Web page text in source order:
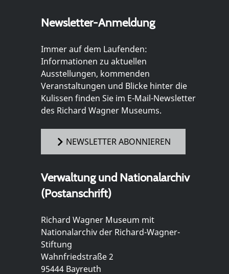
Newsletter-Anmeldung
Immer auf dem Laufenden:
Informationen zu aktuellen
Ausstellungen, kommenden
Veranstaltungen und Blicke hinter die
Kulissen finden Sie im E-Mail-Newsletter
des Richard Wagner Museums.
NEWSLETTER ABONNIEREN
Verwaltung und Nationalarchiv
(Postanschrift)
Richard Wagner Museum mit
Nationalarchiv der Richard-Wagner-
Stiftung
Wahnfriedstraße 2
95444 Bayreuth